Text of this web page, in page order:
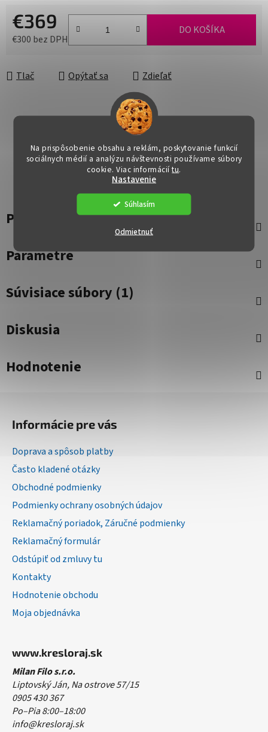
Na prispôsobenie obsahu a reklám, poskytovanie funkcií
sociálnych médií a analýzu návštevnosti používame súbory
cookie. Viac informáciítu.
Nastavenie
Odmietnuť
Súhlasím
€369
€300 bez DPH
DO KOŠÍKA
Tlač Opýtať sa Zdieľať
Popis
Parametre
Súvisiace súbory (1)
Diskusia
Hodnotenie
Informácie pre vás
Doprava a spôsob platby
Často kladené otázky
Obchodné podmienky
Podmienky ochrany osobných údajov
Reklamačný poriadok, Záručné podmienky
Reklamačný formulár
Odstúpiť od zmluvy tu
Kontakty
Hodnotenie obchodu
Moja objednávka
www.kresloraj.sk
Milan Filo s.r.o.
Liptovský Ján, Na ostrove 57/15
0905 430 367
Po–Pia 8:00–18:00
info@kresloraj.sk